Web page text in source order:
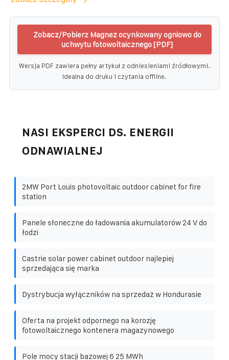
Zobacz/Pobierz Magnez ocynkowany ogniowo do
uchwytu fotowoltaicznego [PDF]
Wersja PDF zawiera pełny artykuł z odniesieniami źródłowymi.
Idealna do druku i czytania offline.
NASI EKSPERCI DS. ENERGII
ODNAWIALNEJ
2MW Port Louis photovoltaic outdoor cabinet for fire
station
Panele słoneczne do ładowania akumulatorów 24 V do
łodzi
Castrie solar power cabinet outdoor najlepiej
sprzedająca się marka
Dystrybucja wyłączników na sprzedaż w Hondurasie
Oferta na projekt odpornego na korozję
fotowoltaicznego kontenera magazynowego
Pole mocy stacji bazowej 6 25 MWh